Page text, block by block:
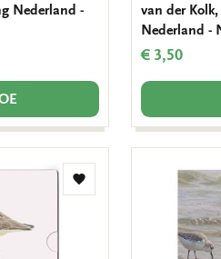
Nederland -
van der
Nederland -
€ 3,50
Toevoegen